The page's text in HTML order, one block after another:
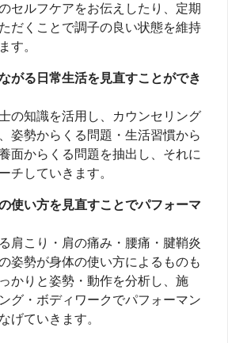
セルフケアをお伝えしたり、定期
だくことで調子の良い状態を維持
す。
がる日常生活を見直すことができ
の知識を活用し、カウンセリング
姿勢からくる問題・生活習慣から
面からくる問題を抽出し、それに
チしていきます。
使い方を見直すことでパフォーマ
肩こり・肩の痛み・腰痛・腱鞘炎
姿勢が身体の使い方によるものも
かりと姿勢・動作を分析し、施
グ・ボディワークでパフォーマン
げていきます。